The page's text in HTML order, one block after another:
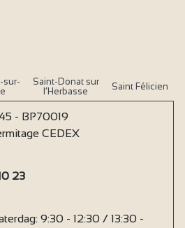
sur-
Saint-Donat sur
l’Herbasse
Saint Félicien
- BP70019
CEDEX
23
9:30 - 12:30 / 13:30 -